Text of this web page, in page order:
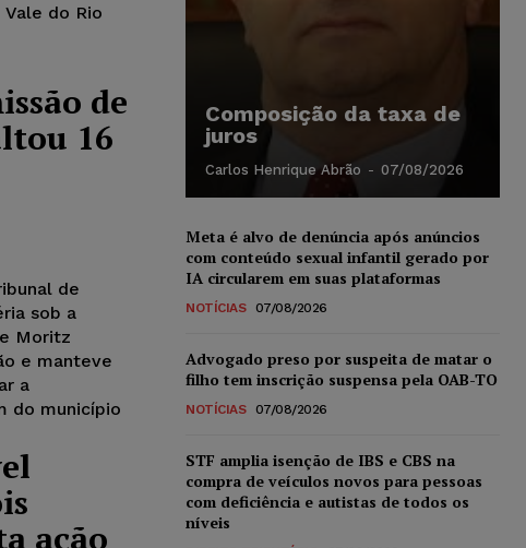
do Rio
de
16
de
sob a
Moritz
e manteve
a
do município
ação
Composição da taxa de
juros
Carlos Henrique Abrão - 07/08/2026
Meta é alvo de denúncia após anúncios
com conteúdo sexual infantil gerado por
IA circularem em suas plataformas
NOTÍCIAS 07/08/2026
Advogado preso por suspeita de matar o
filho tem inscrição suspensa pela OAB-TO
NOTÍCIAS 07/08/2026
STF amplia isenção de IBS e CBS na
compra de veículos novos para pessoas
com deficiência e autistas de todos os
níveis